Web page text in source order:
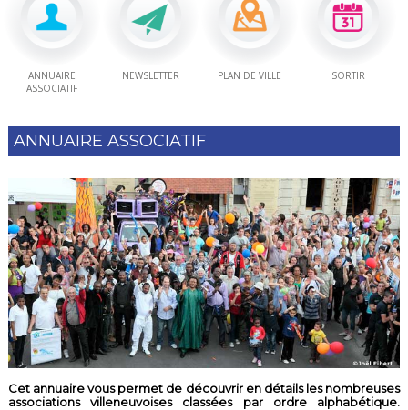
ANNUAIRE
ASSOCIATIF
NEWSLETTER PLAN DE VILLE SORTIR
ANNUAIRE ASSOCIATIF
Cet annuaire vous permet de découvrir en détails les nombreuses
associations villeneuvoises classées par ordre alphabétique.